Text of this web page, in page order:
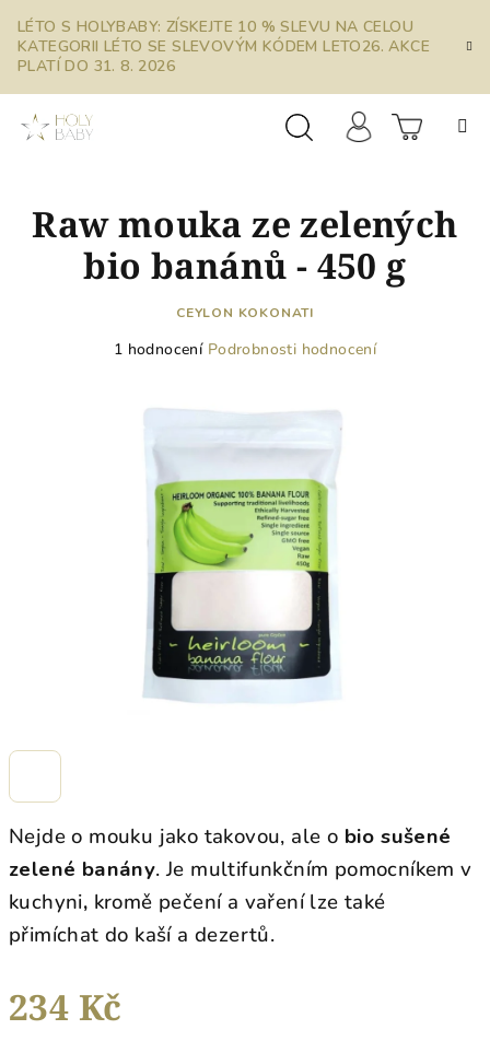
obsah
LÉTO S HOLYBABY: ZÍSKEJTE 10 % SLEVU NA CELOU
KATEGORII LÉTO SE SLEVOVÝM KÓDEM LETO26. AKCE
PLATÍ DO 31. 8. 2026
košík
Nejde o mouku jako takovou, ale o bio sušené
zelené banány. Je multifunkčním pomocníkem v
kuchyni, kromě pečení a vaření lze také
přimíchat do kaší a dezertů.
234 Kč
Raw mouka ze zelených
bio banánů - 450 g
CEYLON KOKONATI
Průměrné
hvězdiček.
1 hodnocení Podrobnosti hodnocení